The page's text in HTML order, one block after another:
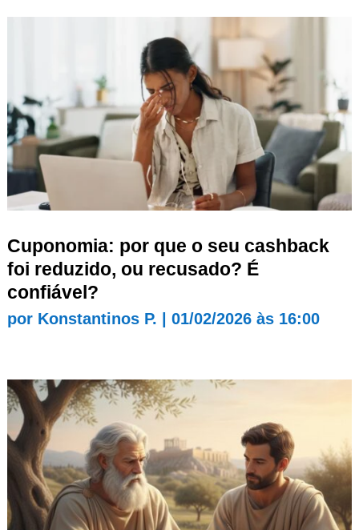
Cuponomia: por que o seu cashback
foi reduzido, ou recusado? É
confiável?
por Konstantinos P. 01/02/2026 às 16:00